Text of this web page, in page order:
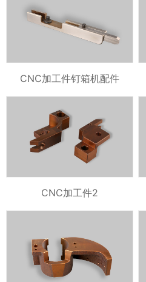
CNC加工件钉箱机配件
CNC加工件2